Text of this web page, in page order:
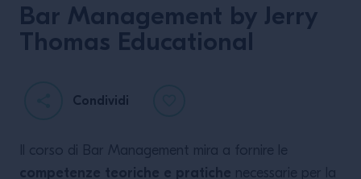
Bar Management by Jerry
Thomas Educational
Condividi
Il corso di Bar Management mira a fornire le
competenze teoriche e pratiche necessarie per la